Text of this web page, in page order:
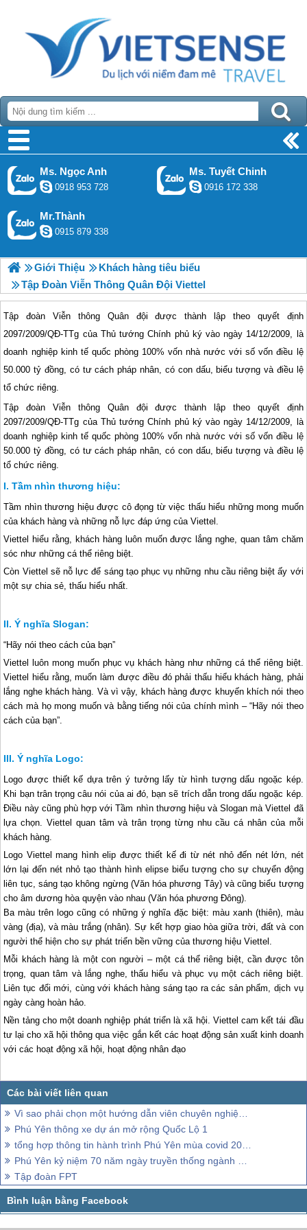
Ms. Ngọc Anh
0918 953 728
Ms. Tuyết Chinh
0916 172 338
Mr.Thành
0915 879 338
Giới Thiệu
Khách hàng tiêu biểu
Tập Đoàn Viễn Thông Quân Đội Viettel
Tập đoàn Viễn thông Quân đội được thành lập theo quyết định
2097/2009/QĐ-TTg của Thủ tướng Chính phủ ký vào ngày 14/12/2009, là
doanh nghiệp kinh tế quốc phòng 100% vốn nhà nước với số vốn điều lệ
50.000 tỷ đồng, có tư cách pháp nhân, có con dấu, biểu tượng và điều lệ
tổ chức riêng.
Tập đoàn Viễn thông Quân đội được thành lập theo quyết định
2097/2009/QĐ-TTg của Thủ tướng Chính phủ ký vào ngày 14/12/2009, là
doanh nghiệp kinh tế quốc phòng 100% vốn nhà nước với số vốn điều lệ
50.000 tỷ đồng, có tư cách pháp nhân, có con dấu, biểu tượng và điều lệ
tổ chức riêng.
Tầm nhìn thương hiệu:
Tầm nhìn thương hiệu được cô đọng từ việc thấu hiểu những mong muốn
của khách hàng và những nỗ lực đáp ứng của Viettel.
Viettel hiểu rằng, khách hàng luôn muốn được lắng nghe, quan tâm chăm
sóc như những cá thể riêng biệt.
Còn Viettel sẽ nỗ lực để sáng tạo phục vụ những nhu cầu riêng biệt ấy với
một sự chia sẻ, thấu hiểu nhất.
Ý nghĩa Slogan:
“Hãy nói theo cách của bạn”
Viettel luôn mong muốn phục vụ khách hàng như những cá thể riêng biệt.
Viettel hiểu rằng, muốn làm được điều đó phải thấu hiểu khách hàng, phải
lắng nghe khách hàng. Và vì vậy, khách hàng được khuyến khích nói theo
cách mà họ mong muốn và bằng tiếng nói của chính mình – “Hãy nói theo
cách của bạn”.
Ý nghĩa Logo:
Logo được thiết kế dựa trên ý tưởng lấy từ hình tượng dấu ngoặc kép.
Khi bạn trân trọng câu nói của ai đó, bạn sẽ trích dẫn trong dấu ngoặc kép.
Điều này cũng phù hợp với Tầm nhìn thương hiệu và Slogan mà Viettel đã
lựa chọn. Viettel quan tâm và trân trọng từng nhu cầu cá nhân của mỗi
khách hàng.
Logo Viettel mang hình elip được thiết kế đi từ nét nhỏ đến nét lớn, nét
lớn lại đến nét nhỏ tạo thành hình elipse biểu tượng cho sự chuyển động
liên tục, sáng tạo không ngừng (Văn hóa phương Tây) và cũng biểu tượng
cho âm dương hòa quyện vào nhau (Văn hóa phương Đông).
Ba màu trên logo cũng có những ý nghĩa đặc biệt: màu xanh (thiên), màu
vàng (địa), và màu trắng (nhân). Sự kết hợp giao hòa giữa trời, đất và con
người thể hiện cho sự phát triển bền vững của thương hiệu Viettel.
Mỗi khách hàng là một con người – một cá thể riêng biệt, cần được tôn
trọng, quan tâm và lắng nghe, thấu hiểu và phục vụ một cách riêng biệt.
Liên tục đổi mới, cùng với khách hàng sáng tạo ra các sản phẩm, dịch vụ
ngày càng hoàn hảo.
Nền tảng cho một doanh nghiệp phát triển là xã hội. Viettel cam kết tái đầu
tư lại cho xã hội thông qua việc gắn kết các hoạt động sản xuất kinh doanh
với các hoạt động xã hội, hoạt động nhân đạo
Vì sao phải chọn một hướng dẫn viên chuyên nghiệp khi dẫn đoàn tại Phú Yên
Phú Yên thông xe dự án mở rộng Quốc Lộ 1
tổng hợp thông tin hành trình Phú Yên mùa covid 2021
Phú Yên kỷ niệm 70 năm ngày truyền thống ngành Văn Hóa
Tập đoàn FPT